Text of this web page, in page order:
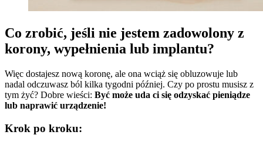
Co zrobić, jeśli nie jestem zadowolony z
korony, wypełnienia lub implantu?
Więc dostajesz nową koronę, ale ona wciąż się obluzowuje lub
nadal odczuwasz ból kilka tygodni później. Czy po prostu musisz z
tym żyć? Dobre wieści: Być może uda ci się odzyskać pieniądze
lub naprawić urządzenie!
Krok po kroku: